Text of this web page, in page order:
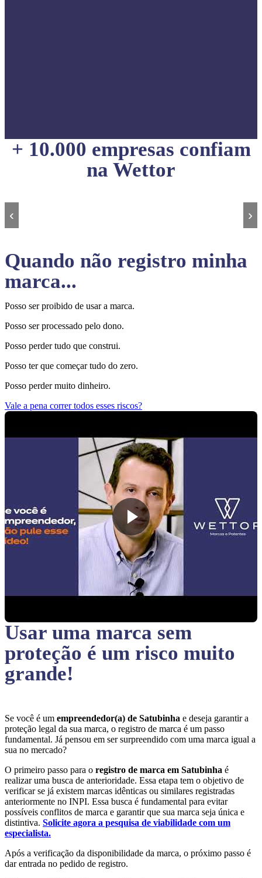
+ 10.000 empresas confiam
na Wettor
‹ ›
Quando não registro minha
marca...
Posso ser proibido de usar a marca.
Posso ser processado pelo dono.
Posso perder tudo que construi.
Posso ter que começar tudo do zero.
Posso perder muito dinheiro.
Vale a pena correr todos esses riscos?
Usar uma marca sem
proteção é um risco muito
grande!
Se você é um empreendedor(a) de Satubinha e deseja garantir a
proteção legal da sua marca, o registro de marca é um passo
fundamental. Já pensou em ser surpreendido com uma marca igual a
sua no mercado?
O primeiro passo para o registro de marca em Satubinha é
realizar uma busca de anterioridade. Essa etapa tem o objetivo de
verificar se já existem marcas idênticas ou similares registradas
anteriormente no INPI. Essa busca é fundamental para evitar
possíveis conflitos de marca e garantir que sua marca seja única e
distintiva. Solicite agora a pesquisa de viabilidade com um
especialista.
Após a verificação da disponibilidade da marca, o próximo passo é
dar entrada no pedido de registro.